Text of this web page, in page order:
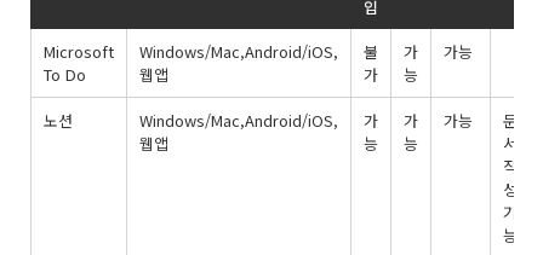
입
Microsoft
To Do
Windows/Mac,Android/iOS,
웹앱
불
가
가
능
가능
노션
Windows/Mac,Android/iOS,
웹앱
가
능
가
능
가능
문
서
작
성
기
능